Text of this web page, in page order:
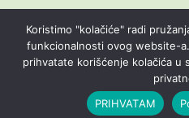
Livestream Blog
Uslovi korišćenja
© Agro saveti 2026. - Sva prava
Koristimo "kolačiće" radi
funkcionalnosti ovog website-
prihvatate korišćenje kolačića u
PRIHVATAM